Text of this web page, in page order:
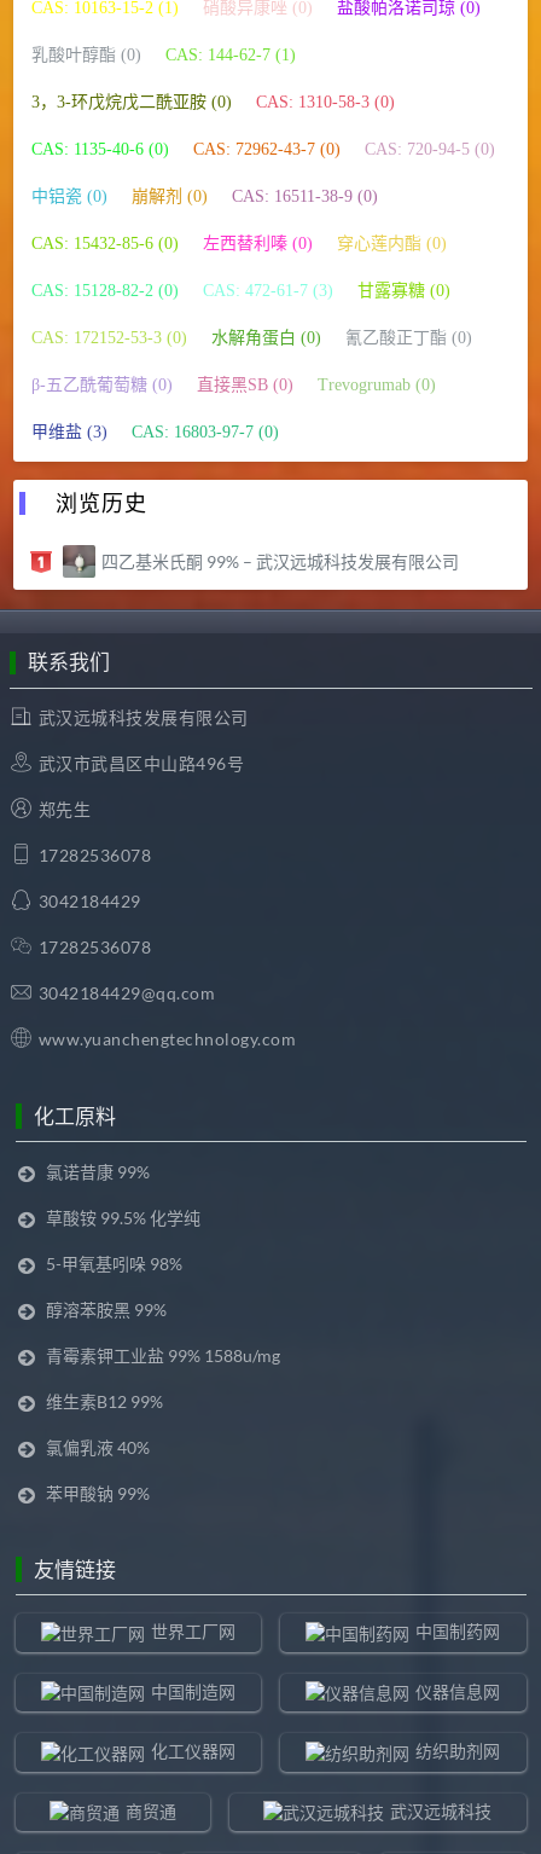
CAS: 10163-15-2 (1) 硝酸异康唑 (0) 盐酸帕洛诺司琼 (0)
乳酸叶醇酯 (0) CAS: 144-62-7 (1)
3，3-环戊烷戊二酰亚胺 (0) CAS: 1310-58-3 (0)
CAS: 1135-40-6 (0) CAS: 72962-43-7 (0) CAS: 720-94-5 (0)
中铝瓷 (0) 崩解剂 (0) CAS: 16511-38-9 (0)
CAS: 15432-85-6 (0) 左西替利嗪 (0) 穿心莲内酯 (0)
CAS: 15128-82-2 (0) CAS: 472-61-7 (3) 甘露寡糖 (0)
CAS: 172152-53-3 (0) 水解角蛋白 (0) 氰乙酸正丁酯 (0)
β-五乙酰葡萄糖 (0) 直接黑SB (0) Trevogrumab (0)
甲维盐 (3) CAS: 16803-97-7 (0)
浏览历史
四乙基米氏酮 99% – 武汉远城科技发展有限公司
联系我们
武汉远城科技发展有限公司
武汉市武昌区中山路496号
郑先生
17282536078
3042184429
17282536078
3042184429@qq.com
www.yuanchengtechnology.com
化工原料
氯诺昔康 99%
草酸铵 99.5% 化学纯
5-甲氧基吲哚 98%
醇溶苯胺黑 99%
青霉素钾工业盐 99% 1588u/mg
维生素B12 99%
氯偏乳液 40%
苯甲酸钠 99%
友情链接
世界工厂网 中国制药网
中国制造网 仪器信息网
化工仪器网 纺织助剂网
商贸通 武汉远城科技